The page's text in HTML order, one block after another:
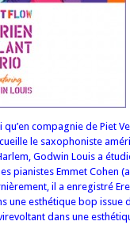
compagnie de Piet
le saxophoniste
Godwin Louis a
pianistes Emmet Cohen
il a enregistré
une esthétique bop
dans une